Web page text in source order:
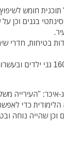
חומש
בגנים וכן על
בטיחות, חדרי
השיפוצים יתבצעו בכ– 160
איכר: "העירייה
כדי
וכן שהייה נוחה